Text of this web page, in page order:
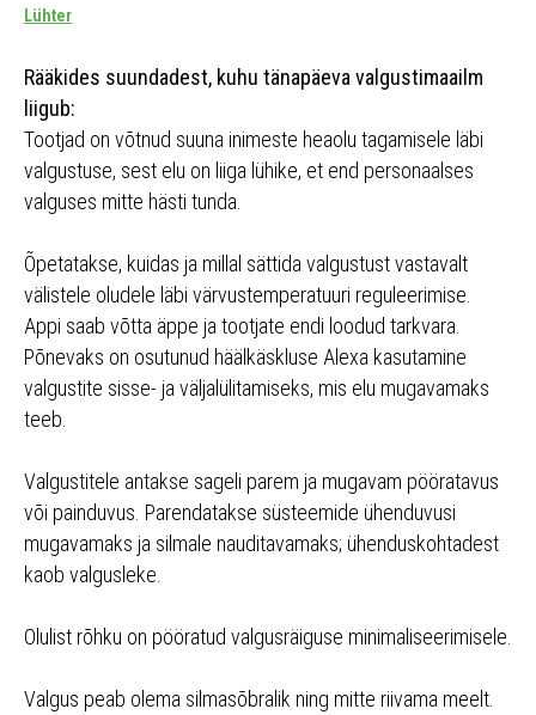
Lühter
Rääkides suundadest, kuhu tänapäeva valgustimaailm
liigub:
Tootjad on võtnud suuna inimeste heaolu tagamisele läbi
valgustuse, sest elu on liiga lühike, et end personaalses
valguses mitte hästi tunda.
Õpetatakse, kuidas ja millal sättida valgustust vastavalt
välistele oludele läbi värvustemperatuuri reguleerimise.
Appi saab võtta äppe ja tootjate endi loodud tarkvara.
Põnevaks on osutunud häälkäskluse Alexa kasutamine
valgustite sisse- ja väljalülitamiseks, mis elu mugavamaks
teeb.
Valgustitele antakse sageli parem ja mugavam pööratavus
või painduvus. Parendatakse süsteemide ühenduvusi
mugavamaks ja silmale nauditavamaks; ühenduskohtadest
kaob valgusleke.
Olulist rõhku on pööratud valgusräiguse minimaliseerimisele.
Valgus peab olema silmasõbralik ning mitte riivama meelt.